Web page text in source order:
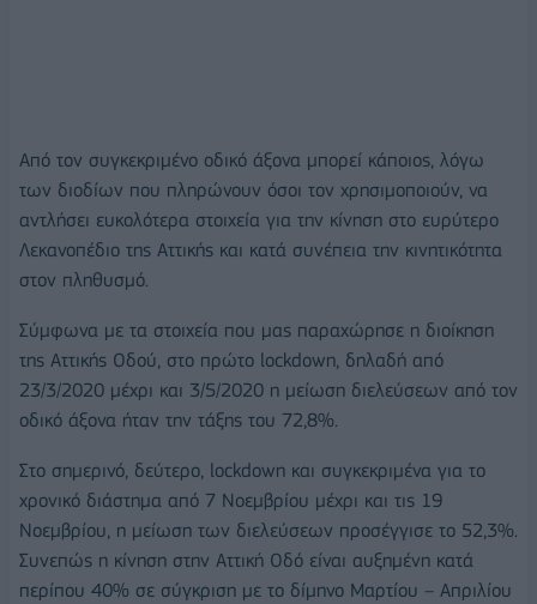
Από τον συγκεκριμένο οδικό άξονα μπορεί κάποιος, λόγω
των διοδίων που πληρώνουν όσοι τον χρησιμοποιούν, να
αντλήσει ευκολότερα στοιχεία για την κίνηση στο ευρύτερο
Λεκανοπέδιο της Αττικής και κατά συνέπεια την κινητικότητα
στον πληθυσμό.
Σύμφωνα με τα στοιχεία που μας παραχώρησε η διοίκηση
της Αττικής Οδού, στο πρώτο lockdown, δηλαδή από
23/3/2020 μέχρι και 3/5/2020 η μείωση διελεύσεων από τον
οδικό άξονα ήταν την τάξης του 72,8%.
Στο σημερινό, δεύτερο, lockdown και συγκεκριμένα για το
χρονικό διάστημα από 7 Νοεμβρίου μέχρι και τις 19
Νοεμβρίου, η μείωση των διελεύσεων προσέγγισε το 52,3%.
Συνεπώς η κίνηση στην Αττική Οδό είναι αυξημένη κατά
περίπου 40% σε σύγκριση με το δίμηνο Μαρτίου – Απριλίου